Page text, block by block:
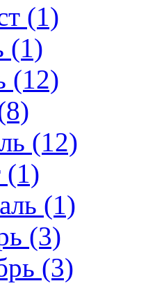
(1)
(1)
(12)
(12)
(1)
(1)
(3)
(3)